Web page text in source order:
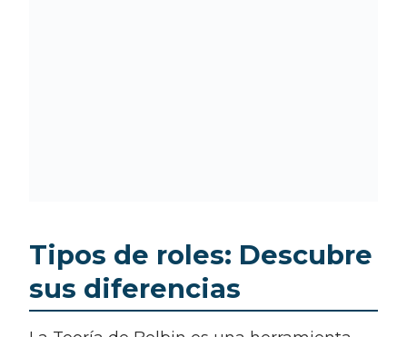
Tipos de roles: Descubre
sus diferencias